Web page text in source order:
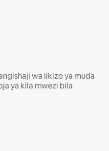
wa likizo ya muda
ya kila mwezi bila